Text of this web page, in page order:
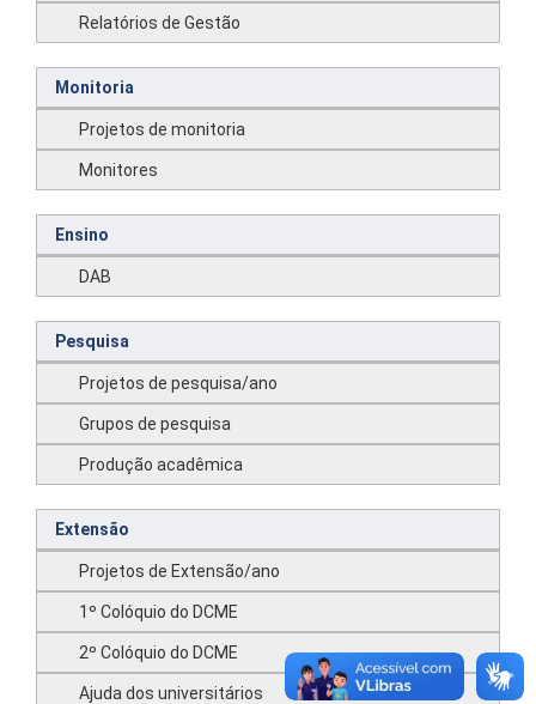
Relatórios de Gestão
Monitoria
Projetos de monitoria
Monitores
Ensino
DAB
Pesquisa
Projetos de pesquisa/ano
Grupos de pesquisa
Produção acadêmica
Extensão
Projetos de Extensão/ano
1º Colóquio do DCME
2º Colóquio do DCME
Ajuda dos universitários